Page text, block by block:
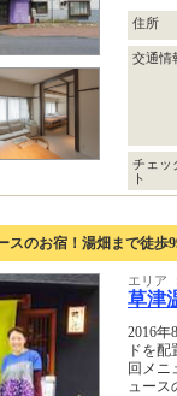
住所
交通情
チェッ
ト
スのお宿！湯畑まで徒歩
エリア
草津
2016年
ドを
回メニ
ュース